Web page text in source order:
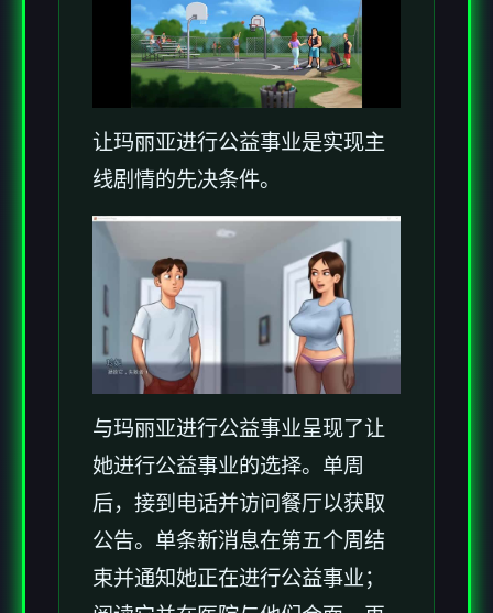
让玛丽亚进行公益事业是实现主
线剧情的先决条件。
与玛丽亚进行公益事业呈现了让
她进行公益事业的选择。单周
后，接到电话并访问餐厅以获取
公告。单条新消息在第五个周结
束并通知她正在进行公益事业；